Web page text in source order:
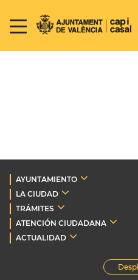
AYUNTAMIENTO
LA CIUDAD
TRÁMITES
ATENCIÓN CIUDADANA
ACTUALIDAD